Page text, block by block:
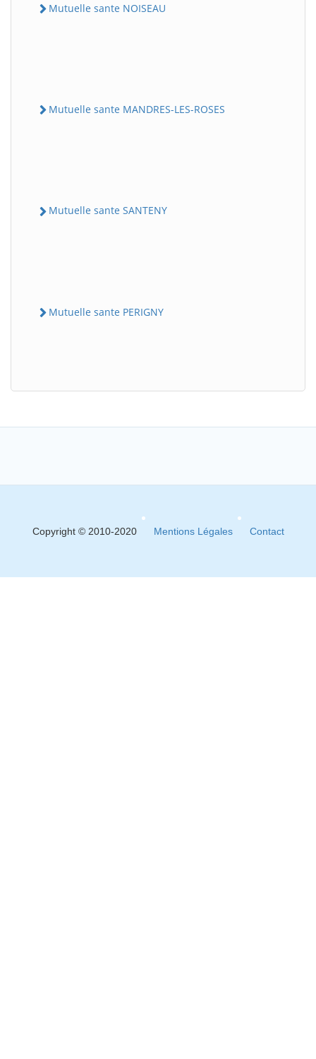
Mutuelle sante NOISEAU
Mutuelle sante MANDRES-LES-ROSES
Mutuelle sante SANTENY
Mutuelle sante PERIGNY
Copyright © 2010-2020 Mentions Légales Contact